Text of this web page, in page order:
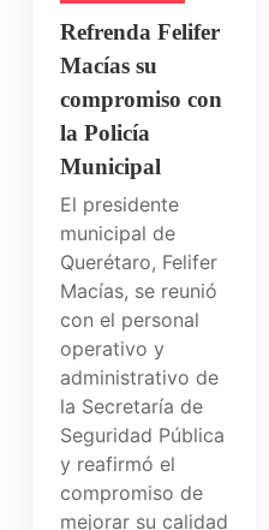
Refrenda Felifer
Macías su
compromiso con
la Policía
Municipal
El presidente
municipal de
Querétaro, Felifer
Macías, se reunió
con el personal
operativo y
administrativo de
la Secretaría de
Seguridad Pública
y reafirmó el
compromiso de
mejorar su calidad